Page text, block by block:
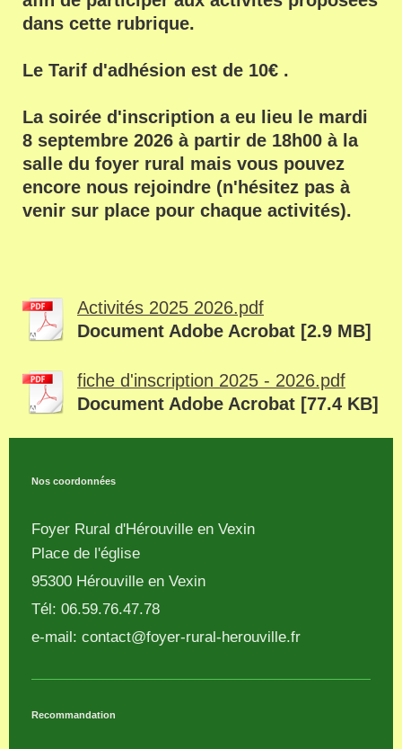
dans cette rubrique.
Le Tarif d'adhésion est de 10€ .
La soirée d'inscription a eu lieu le mardi
8 septembre 2026 à partir de 18h00 à la
salle du foyer rural mais vous pouvez
encore nous rejoindre (n'hésitez pas à
venir sur place pour chaque activités).
Activités 2025 2026.pdf
Document Adobe Acrobat [2.9 MB]
fiche d'inscription 2025 - 2026.pdf
Document Adobe Acrobat [77.4 KB]
Nos coordonnées
Foyer Rural d'Hérouville en Vexin
Place de l'église
95300 Hérouville en Vexin
Tél: 06.59.76.47.78
e-mail: contact@foyer-rural-herouville.fr
Recommandation